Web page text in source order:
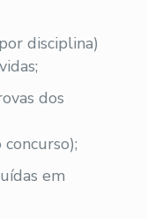
disciplina)
dos
em